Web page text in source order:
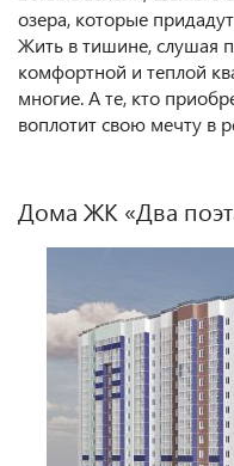
озера, которые
Жить в тишине, слушая
комфортной и теплой
многие. А те, кто
воплотит свою мечту в
Дома ЖК «Два